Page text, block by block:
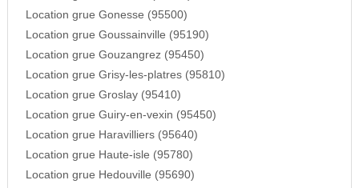
Location grue Gonesse (95500)
Location grue Goussainville (95190)
Location grue Gouzangrez (95450)
Location grue Grisy-les-platres (95810)
Location grue Groslay (95410)
Location grue Guiry-en-vexin (95450)
Location grue Haravilliers (95640)
Location grue Haute-isle (95780)
Location grue Hedouville (95690)